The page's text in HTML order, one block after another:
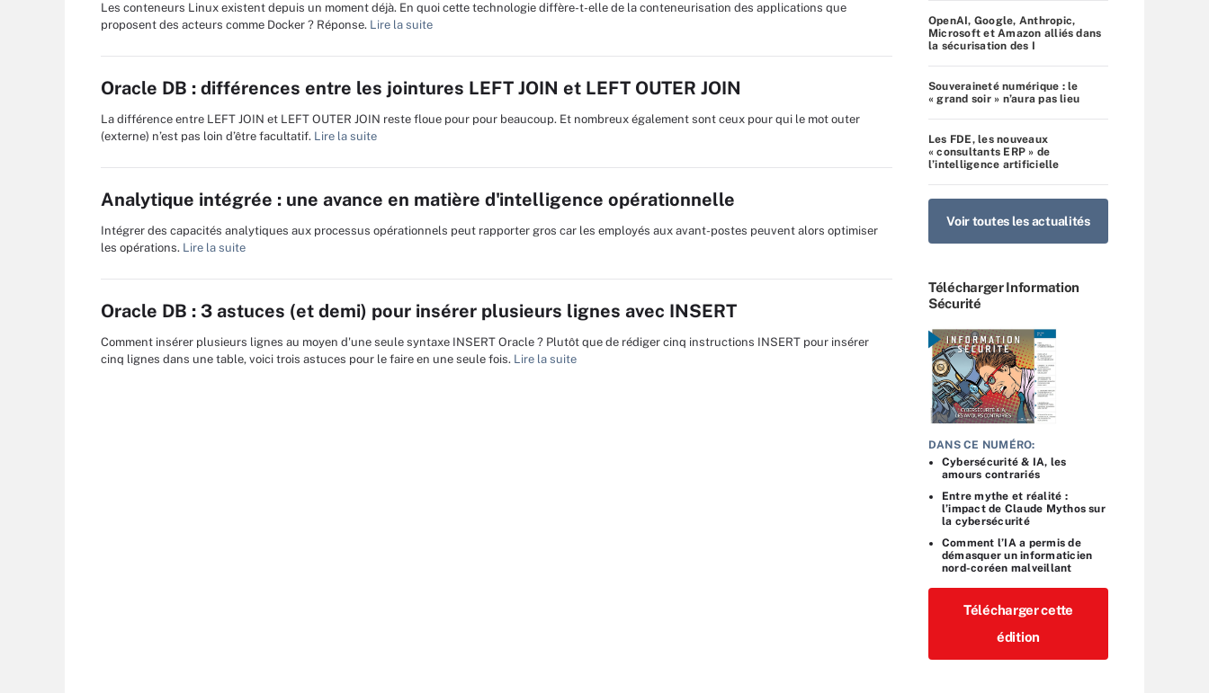
OpenAI, Google, Anthropic,
Microsoft et Amazon alliés dans
la sécurisation des I
Souveraineté numérique : le
« grand soir » n’aura pas lieu
Les FDE, les nouveaux
« consultants ERP » de
l’intelligence artificielle
Voir toutes les actualités
Télécharger Information
Sécurité
DANS CE NUMÉRO:
Cybersécurité & IA, les
amours contrariés
Entre mythe et réalité :
l’impact de Claude Mythos sur
la cybersécurité
Comment l’IA a permis de
démasquer un informaticien
nord-coréen malveillant
Télécharger cette
édition
Les conteneurs Linux existent depuis un moment déjà. En quoi cette technologie diffère-t-elle de la conteneurisation des applications que
proposent des acteurs comme Docker ? Réponse. Lire la suite
Oracle DB : différences entre les jointures LEFT JOIN et LEFT OUTER JOIN
La différence entre LEFT JOIN et LEFT OUTER JOIN reste floue pour pour beaucoup. Et nombreux également sont ceux pour qui le mot outer
(externe) n’est pas loin d’être facultatif. Lire la suite
Analytique intégrée : une avance en matière d'intelligence opérationnelle
Intégrer des capacités analytiques aux processus opérationnels peut rapporter gros car les employés aux avant-postes peuvent alors optimiser
les opérations. Lire la suite
Oracle DB : 3 astuces (et demi) pour insérer plusieurs lignes avec INSERT
Comment insérer plusieurs lignes au moyen d'une seule syntaxe INSERT Oracle ? Plutôt que de rédiger cinq instructions INSERT pour insérer
cinq lignes dans une table, voici trois astuces pour le faire en une seule fois. Lire la suite